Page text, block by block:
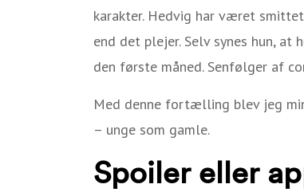
karakter. Hedvig har været
end det plejer. Selv synes hun,
den første måned. Senfølger af
Med denne fortælling blev jeg
– unge som gamle.
Spoiler eller